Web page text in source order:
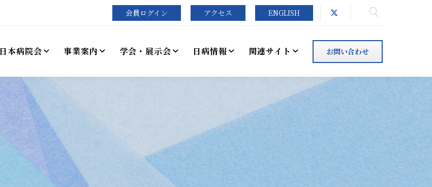
会員ログイン アクセス ENGLISH
お問い合わせ
日本病院会 事業案内 学会・展示会 日病情報 関連サイト